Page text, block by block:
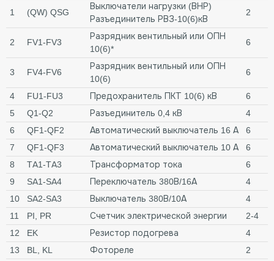
1 (QW) QSG
Выключатели нагрузки (ВНР)
Разъединитель РВЗ-10(6)кВ
2
2 FV1-FV3
Разрядник вентильный или ОПН
10(6)*
6
3 FV4-FV6
Разрядник вентильный или ОПН
10(6)
6
4 FU1-FU3 Предохранитель ПКТ 10(6) кВ
6
5
Q1-Q2 Разъединитель 0,4 кВ
4
6
QF1-QF2 Автоматический выключатель 16 А
6
7
QF1-QF3 Автоматический выключатель 10 А
6
8
TA1-TA3 Трансформатор тока
6
9
SA1-SA4 Переключатель 380В/16А
4
10
SA2-SA3 Выключатель 380В/10А
4
11
PI, PR Счетчик электрической энергии
2-4
12
EK Резистор подогрева
4
13
BL, KL Фотореле
2